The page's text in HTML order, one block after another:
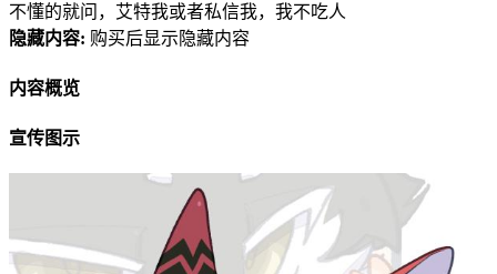
不懂的就问，艾特我或者私信我，我不吃人
隐藏内容: 购买后显示隐藏内容
内容概览
宣传图示